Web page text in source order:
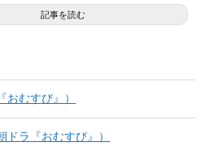
記事を読む
おむすび』）
ドラ『おむすび』）